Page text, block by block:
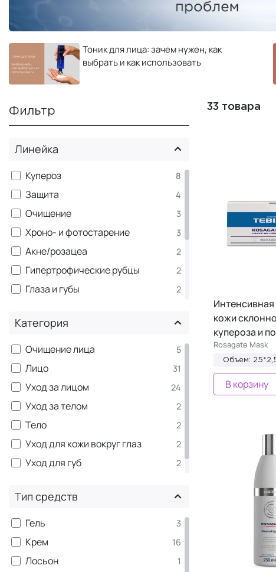
Тоник для лица: зачем нужен, как
выбрать и как использовать
Фильтр
Линейка
Купероз 8
Защита 4
Очищение 3
Хроно- и фотостарение 3
Акне/розацеа 2
Гипертрофические рубцы 2
Глаза и губы 2
Тело/шея/декольте 2
Чувствительная/сухая кожа 2
Лифтинг 1
Пигментация 1
Постпроцедурный уход 1
Категория
Очищение лица 5
Лицо 31
Уход за лицом 24
Уход за телом 2
Тело 2
Уход для кожи вокруг глаз 2
Уход для губ 2
Тип средств
Гель 3
Крем 16
Лосьон 1
33 товара
кожи
купероза и
Rosagate Mask
Объем:
В корзину